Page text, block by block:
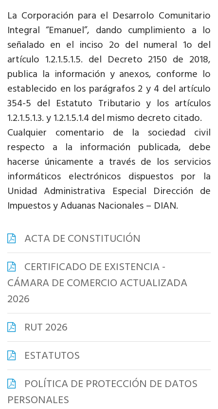
La Corporación para el Desarrolo Comunitario
Integral “Emanuel”, dando cumplimiento a lo
señalado en el inciso 2o del numeral 1o del
artículo 1.2.1.5.1.5. del Decreto 2150 de 2018,
publica la información y anexos, conforme lo
establecido en los parágrafos 2 y 4 del artículo
354-5 del Estatuto Tributario y los artículos
1.2.1.5.1.3. y 1.2.1.5.1.4 del mismo decreto citado.
Cualquier comentario de la sociedad civil
respecto a la información publicada, debe
hacerse únicamente a través de los servicios
informáticos electrónicos dispuestos por la
Unidad Administrativa Especial Dirección de
Impuestos y Aduanas Nacionales – DIAN.
ACTA DE CONSTITUCIÓN
CERTIFICADO DE EXISTENCIA -
CÁMARA DE COMERCIO ACTUALIZADA
2026
RUT 2026
ESTATUTOS
POLÍTICA DE PROTECCIÓN DE DATOS
PERSONALES